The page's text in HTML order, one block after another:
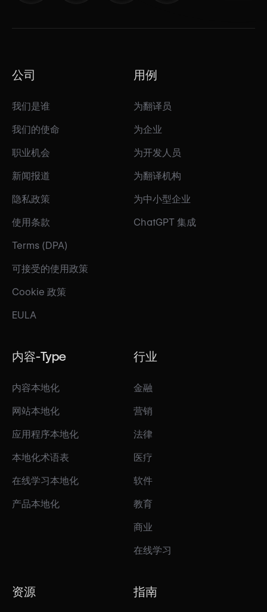
公司
我们是谁
我们的使命
职业机会
新闻报道
隐私政策
使用条款
Terms (DPA)
可接受的使用政策
Cookie 政策
EULA
用例
为翻译员
为企业
为开发人员
为翻译机构
为中小型企业
ChatGPT 集成
内容-Type
内容本地化
网站本地化
应用程序本地化
本地化术语表
在线学习本地化
产品本地化
行业
金融
营销
法律
医疗
软件
教育
商业
在线学习
资源 指南